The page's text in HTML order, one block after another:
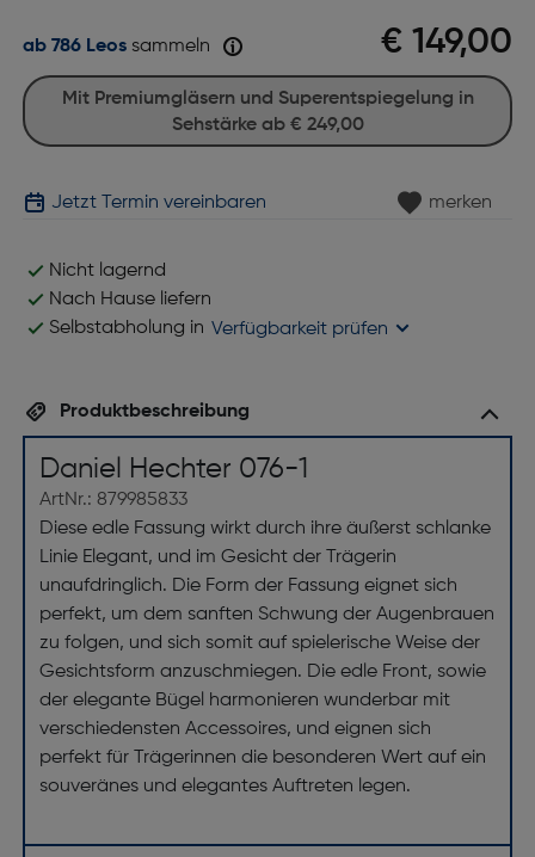
€ 149,00
ab 786 Leossammeln
Mit Premiumgläsern und Superentspiegelung in
Sehstärke ab € 249,00
Jetzt Termin vereinbaren merken
Nicht lagernd
Nach Hause liefern
Selbstabholung in Verfügbarkeit prüfen
Produktbeschreibung
Daniel Hechter 076-1
ArtNr.: 879985833
Diese edle Fassung wirkt durch ihre äußerst schlanke
Linie Elegant, und im Gesicht der Trägerin
unaufdringlich. Die Form der Fassung eignet sich
perfekt, um dem sanften Schwung der Augenbrauen
zu folgen, und sich somit auf spielerische Weise der
Gesichtsform anzuschmiegen. Die edle Front, sowie
der elegante Bügel harmonieren wunderbar mit
verschiedensten Accessoires, und eignen sich
perfekt für Trägerinnen die besonderen Wert auf ein
souveränes und elegantes Auftreten legen.